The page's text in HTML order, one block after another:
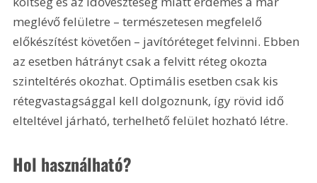
meglévő felületre – természetesen megfelelő
előkészítést követően – javítóréteget felvinni. Ebben
az esetben hátrányt csak a felvitt réteg okozta
szinteltérés okozhat. Optimális esetben csak kis
rétegvastagsággal kell dolgoznunk, így rövid idő
elteltével járható, terhelhető felület hozható létre.
Hol használható?